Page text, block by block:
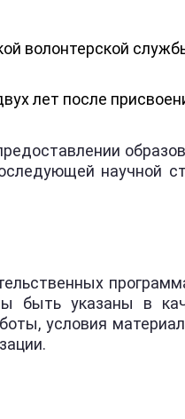
волонтерской
лет после
научной
быть указаны в
условия